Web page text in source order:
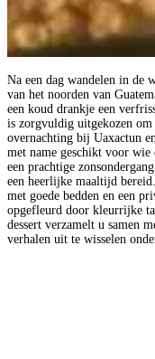
Na een dag wandelen in de
van het noorden van
een koud drankje een
is zorgvuldig uitgekozen
overnachting bij Uaxactun
met name geschikt voor wie
een prachtige
een heerlijke maaltijd
met goede bedden en een
opgefleurd door kleurrijke
dessert verzamelt u samen
verhalen uit te wisselen